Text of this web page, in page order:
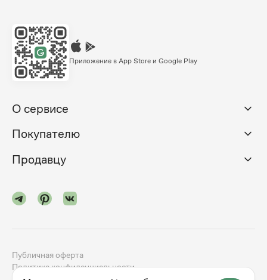
Приложение в App Store и Google Play
О сервисе
Покупателю
Продавцу
Публичная оферта
Политика конфиденциальности